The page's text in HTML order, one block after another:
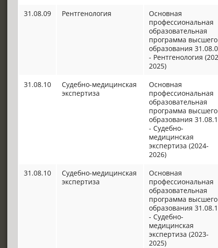
31.08.09
Рентгенология
Основная
профессиональная
образовательная
программа высшего
образования
- Рентгенология
2025)
31.08.10
Судебно-медицинская
экспертиза
Основная
профессиональная
образовательная
программа высшего
образования
- Судебно-
медицинская
экспертиза (2024-
2026)
31.08.10
Судебно-медицинская
экспертиза
Основная
профессиональная
образовательная
программа высшего
образования
- Судебно-
медицинская
экспертиза (2023-
2025)